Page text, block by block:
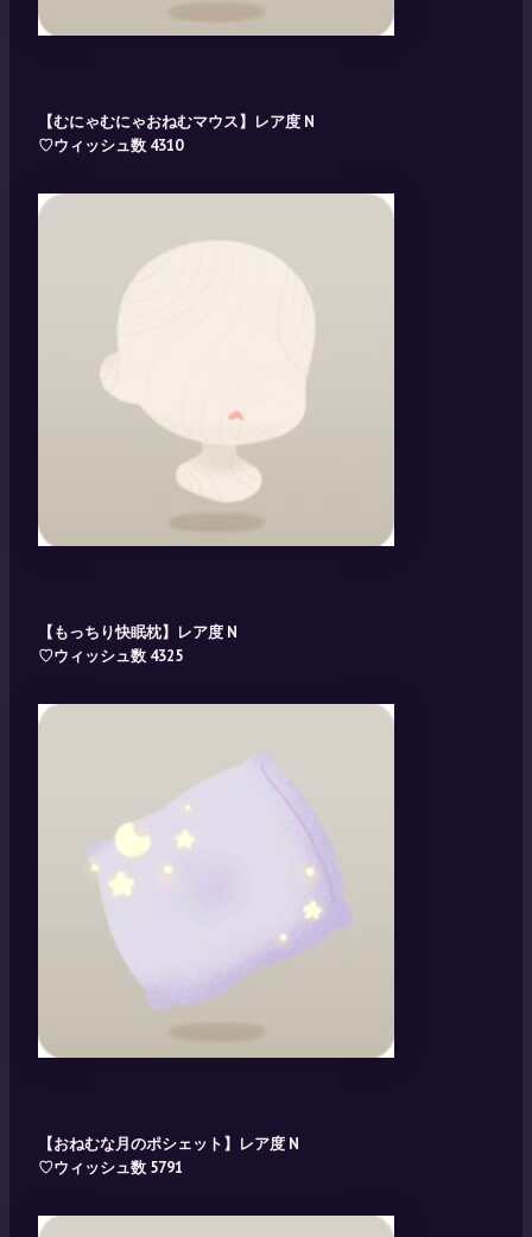
【むにゃむにゃおねむマウス】レア度 N
♡ウィッシュ数 4310
【もっちり快眠枕】レア度 N
♡ウィッシュ数 4325
【おねむな月のポシェット】レア度 N
♡ウィッシュ数 5791